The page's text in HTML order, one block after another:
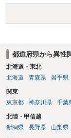
い（免責された借金
ます） ・過去のDV
い ・予定通り毅然と
都道府県から異性
北海道・東北
北海道
青森県 岩手県
関東
東京都
神奈川県 千葉
北陸・甲信越
新潟県
長野県 山梨県